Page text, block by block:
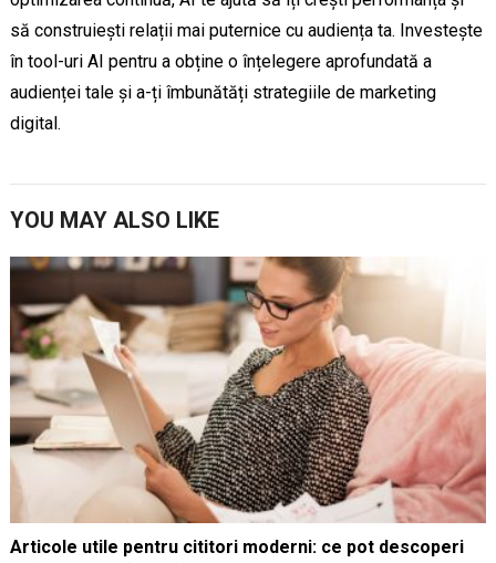
să construiești relații mai puternice cu audiența ta. Investește
în tool-uri AI pentru a obține o înțelegere aprofundată a
audienței tale și a-ți îmbunătăți strategiile de marketing
digital.
YOU MAY ALSO LIKE
Articole utile pentru cititori moderni: ce pot descoperi